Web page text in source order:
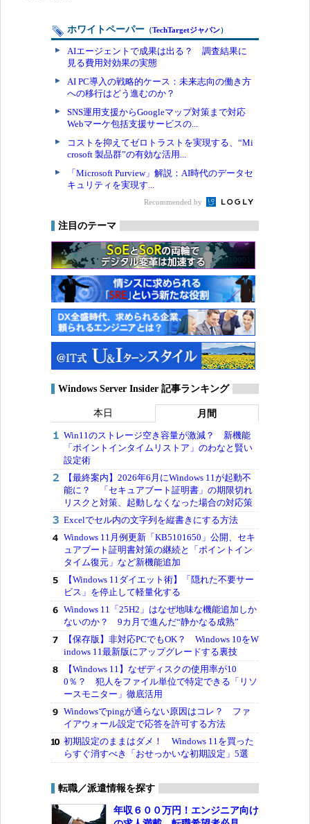
ホワイトペーパー （TechTargetジャパン）
AIエージェントで成果は出る？ 調査結果に
見る費用対効果の実態
AI PC導入の戦略的ケース：未来志向の働き方
への移行はどう進むのか？
SNS運用支援からGoogleマップ対策まで対応
Webマーケ包括支援サービスの...
コストを抑えてゼロトラストを実現する、“Mi
crosoft 製品群”の有効な活用...
「Microsoft Purview」解説：AI時代のデータセ
キュリティを実現す...
Recommended by
注目のテーマ
Windows Server Insider 記事ランキング
本日 月間
Win11のストレージ空き容量が激減？ 新機能
「ポイントインタイムリストア」のわなと賢い
設定術
【最終案内】2026年6月にWindows 11が起動不
能に？ 「セキュアブート証明書」の期限切れ
リスクと対策、起動しなくなった場合の対応策
Excelでセル内の文字列を縦書きにする方法
Windows 11月例更新「KB5101650」公開、セキ
ュアブート証明書対策の継続と「ポイントイン
タイム復元」など新機能追加
【Windows 11ダイエット術】「隠れた不要サー
ビス」を停止して軽量化する
Windows 11「25H2」はなぜ地味な機能追加しか
ないのか？ 9カ月で進んだ“静かなる成熟”
【保存版】非対応PCでもOK？ Windows 10をW
indows 11最新版にアップグレードする裏技
【Windows 11】なぜディスクの使用率が10
0％？ 犯人をファイル単位で特定できる「リソ
ースモニター」徹底活用
Windowsでpingが通らない原因はコレ？ ファ
イアウォール設定で応答を許可する方法
初期設定のままはダメ！ Windows 11を買った
らすぐ消すべき「おせっかいな初期設定」5選
転職／派遣情報を探す
年収６００万円！エンジニア向け